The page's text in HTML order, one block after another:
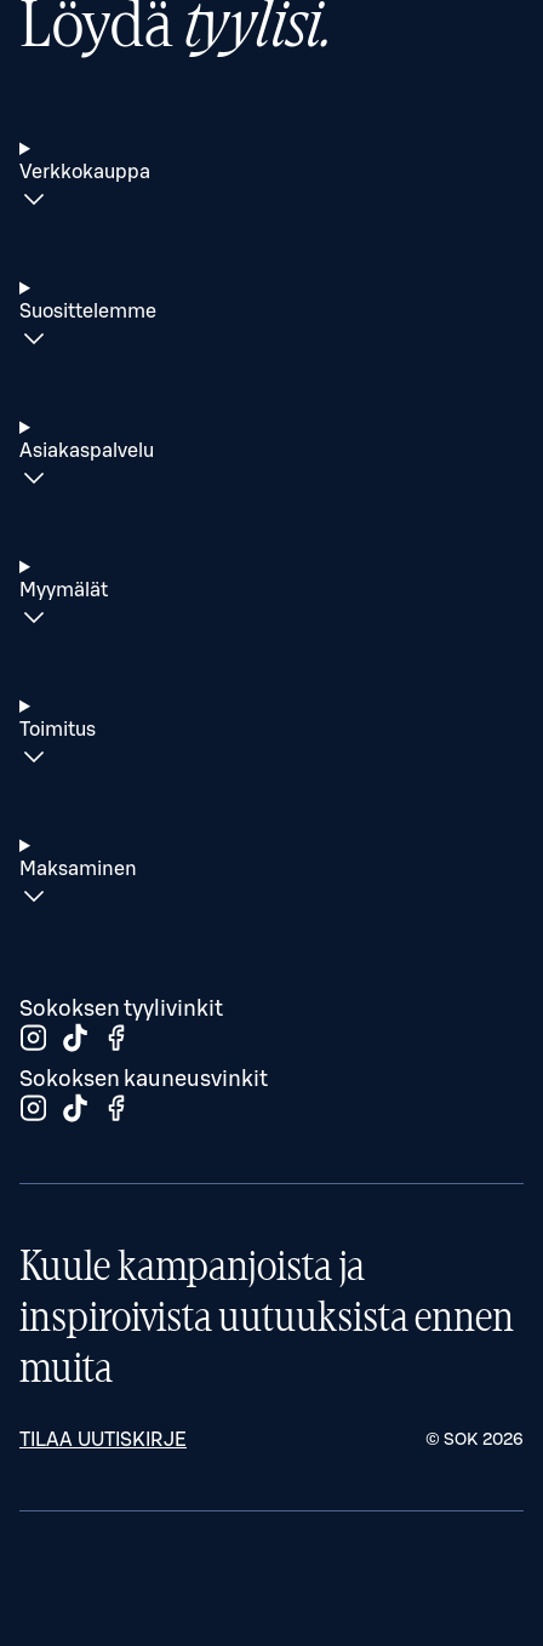
Löydätyylisi.
Verkkokauppa
Suosittelemme
Asiakaspalvelu
Myymälät
Toimitus
Maksaminen
Sokoksen tyylivinkit
Sokoksen kauneusvinkit
Kuule kampanjoista ja
inspiroivista uutuuksista ennen
muita
TILAA UUTISKIRJE © SOK 2026